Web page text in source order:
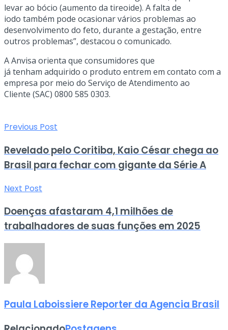
levar ao bócio (aumento da tireoide). A falta de
iodo também pode ocasionar vários problemas ao
desenvolvimento do feto, durante a gestação, entre
outros problemas”, destacou o comunicado.
A Anvisa orienta que consumidores que
já tenham adquirido o produto entrem em contato com a
empresa por meio do Serviço de Atendimento ao
Cliente (SAC) 0800 585 0303.
Previous Post
Revelado pelo Coritiba, Kaio César chega ao
Brasil para fechar com gigante da Série A
Next Post
Doenças afastaram 4,1 milhões de
trabalhadores de suas funções em 2025
Paula Laboissiere Reporter da Agencia Brasil